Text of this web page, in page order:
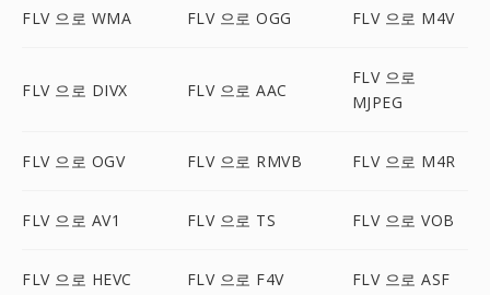
FLV 으로 WMA FLV 으로 OGG FLV 으로 M4V
FLV 으로 DIVX FLV 으로 AAC
FLV 으로
MJPEG
FLV 으로 OGV FLV 으로 RMVB FLV 으로 M4R
FLV 으로 AV1 FLV 으로 TS FLV 으로 VOB
FLV 으로 HEVC FLV 으로 F4V FLV 으로 ASF